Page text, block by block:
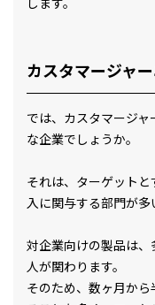
カスタマージャ
では、カスタマージ
な企業でしょうか。
それは、ターゲット
入に関与する部門が多
対企業向けの製品は
人が関わります。
そのため、数ヶ月か